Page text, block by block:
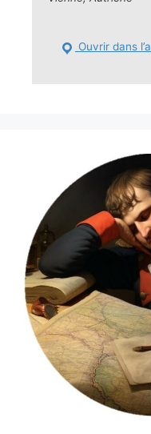
Ouvrir dans